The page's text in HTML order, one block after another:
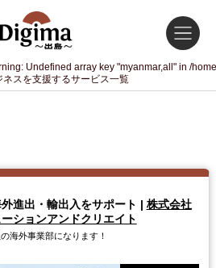
: Undefined array key "myanmar,all" in /
ネスを支援するサービス一覧
進出・輸出入をサポート | 株式会社
ションアンドクリエイト
海外事業部になります！